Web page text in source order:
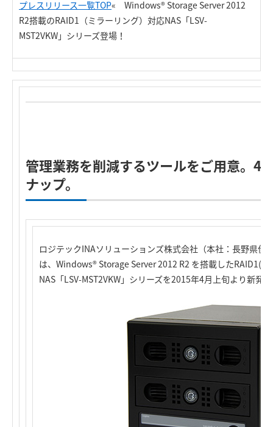
プレスリリース一覧TOP« Windows® Storage Server 2012
R2搭載のRAID1（ミラーリング）対応NAS「LSV-
MST2VKW」シリーズ登場！
管理業務を削減するツールをご用意。
ナップ。
ロジテックINAソリューションズ株式会社（本社：長野県
は、Windows® Storage Server 2012 R2 を搭載したRAID1(
NAS「LSV-MST2VKW」シリーズを2015年4月上旬より新発